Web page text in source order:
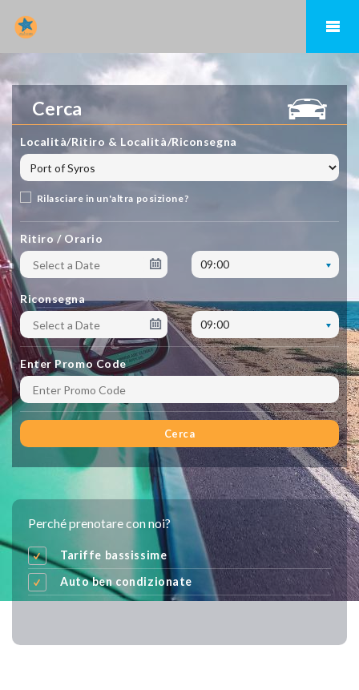
Cerca
Località/Ritiro & Località/Riconsegna
Rilasciare in un'altra posizione?
Ritiro / Orario
09:00
Riconsegna
09:00
Enter Promo Code
Cerca
Perché prenotare con noi?
Tariffe bassissime
Auto ben condizionate